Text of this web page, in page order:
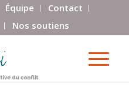
Équipe
Contact
Nos soutiens